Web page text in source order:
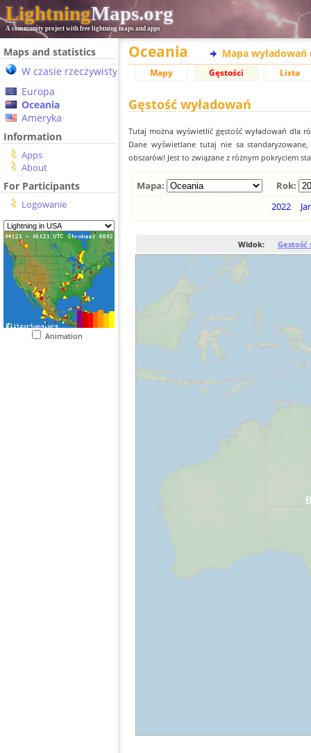
LightningMaps.org
A community project with free lightning maps and apps
Maps and statistics
W czasie rzeczywistym
Europa
Oceania
Ameryka
Information
Apps
About
For Participants
Logowanie
Animation
Oceania Mapa wyładowań
Mapy Gęstości Lista
Gęstość wyładowań
Tutaj można wyświetlić gęstość wyładowań dla
Dane wyświetlane tutaj nie sa
obszarów! Jest to związane z różnym pokryciem
Mapa:
Rok:
2022
Widok: Gęstość